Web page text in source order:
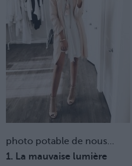
photo potable de nous...
1. La mauvaise lumière